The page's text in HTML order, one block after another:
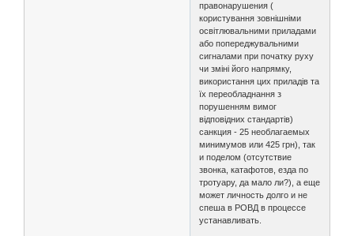
правонарушения (
користування зовнішніми
освітлювальними приладами
або попереджувальними
сигналами при початку руху
чи зміні його напрямку,
використання цих приладів та
їх переобладнання з
порушенням вимог
відповідних стандартів)
санкция - 25 необлагаемых
минимумов или 425 грн), так
и поделом (отсутствие
звонка, катафотов, езда по
тротуару, да мало ли?), а еще
может личность долго и не
спеша в РОВД в процессе
устанавливать.